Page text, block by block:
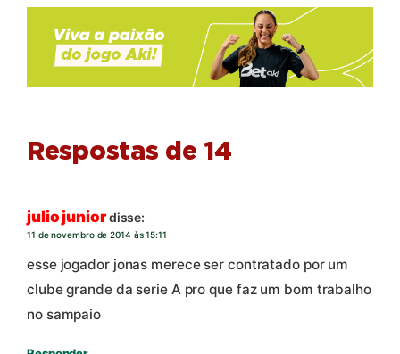
Respostas de 14
julio juniordisse:
11 de novembro de 2014 às 15:11
esse jogador jonas merece ser contratado por um
clube grande da serie A pro que faz um bom trabalho
no sampaio